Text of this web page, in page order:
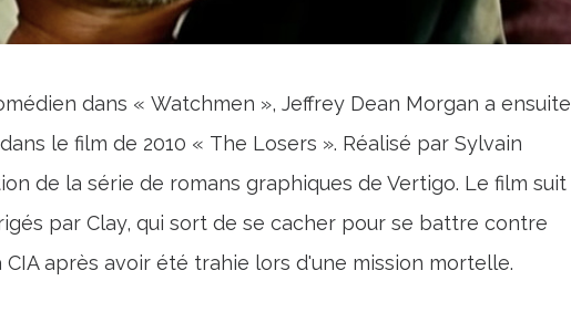
dans « Watchmen », Jeffrey Dean Morgan a ensuite
le film de 2010 « The Losers ». Réalisé par Sylvain
de la série de romans graphiques de Vertigo. Le film suit
par Clay, qui sort de se cacher pour se battre contre
après avoir été trahie lors d'une mission mortelle.